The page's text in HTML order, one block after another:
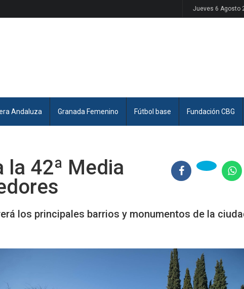
Jueves 6 Agosto
Andaluza Granada Femenino Fútbol base Fundación CBG
la 42ª Media
los principales barrios y monumentos de la